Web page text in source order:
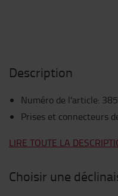
Description
Numéro de l'article:
Prises et connecteurs
LIRE TOUTE LA
Choisir une